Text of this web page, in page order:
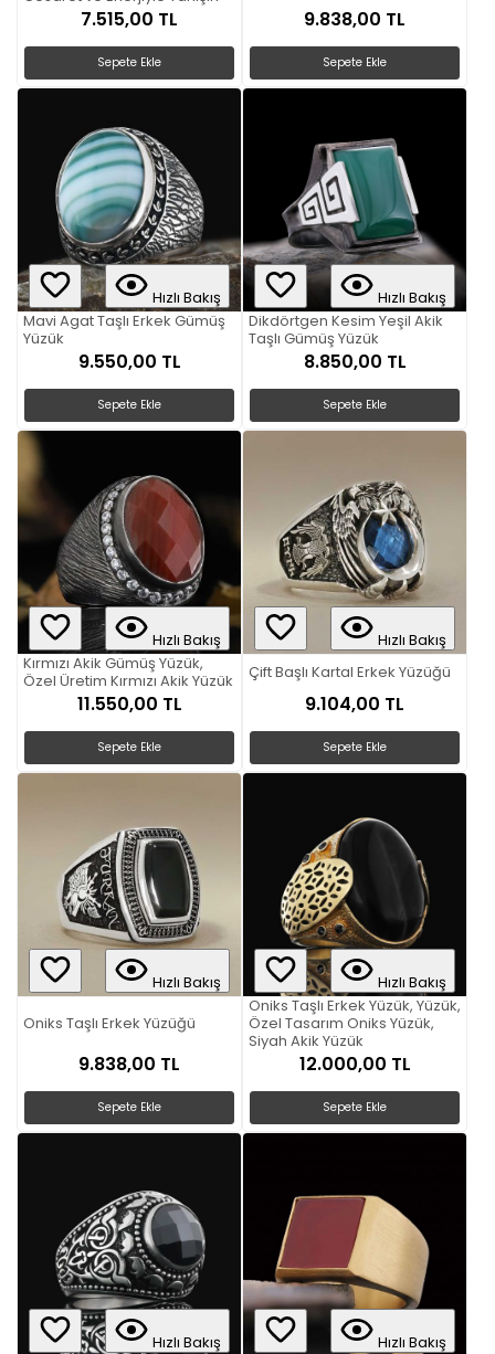
7.515,00 TL
Sepete Ekle
9.838,00 TL
Sepete Ekle
Hızlı Bakış
Mavi Agat Taşlı Erkek Gümüş
Yüzük
9.550,00 TL
Sepete Ekle
Hızlı Bakış
Dikdörtgen Kesim Yeşil Akik
Taşlı Gümüş Yüzük
8.850,00 TL
Sepete Ekle
Hızlı Bakış
Kırmızı Akik Gümüş Yüzük,
Özel Üretim Kırmızı Akik Yüzük
11.550,00 TL
Sepete Ekle
Hızlı Bakış
Çift Başlı Kartal Erkek Yüzüğü
9.104,00 TL
Sepete Ekle
Hızlı Bakış
Oniks Taşlı Erkek Yüzüğü
9.838,00 TL
Sepete Ekle
Hızlı Bakış
Oniks Taşlı Erkek Yüzük, Yüzük,
Özel Tasarım Oniks Yüzük,
Siyah Akik Yüzük
12.000,00 TL
Sepete Ekle
Hızlı Bakış
Hızlı Bakış